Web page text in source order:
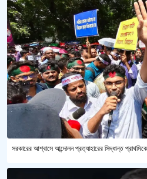
সরকারের আশ্বাসে আন্দোলন প্রত্যাহারের সিদ্ধান্ত